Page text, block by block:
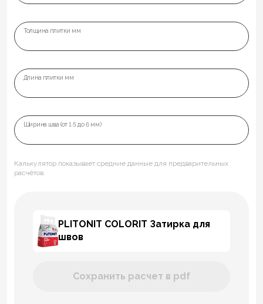
Толщина плитки мм
Длина плитки мм
Ширина шва (от 1.5 до 6 мм)
Калькулятор показывает средние данные для предварительных
расчётов.
PLITONIT COLORIT Затирка для
швов
Сохранить расчет в pdf